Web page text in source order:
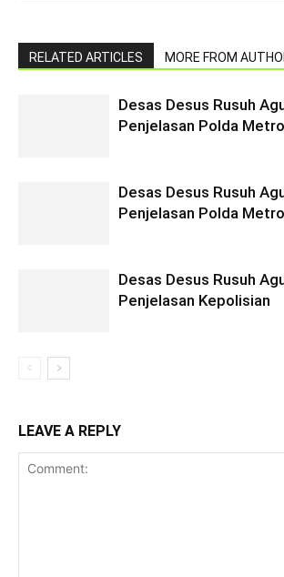
RELATED ARTICLES MORE FROM
Desas Desus Rusuh
Penjelasan Polda
Desas Desus Rusuh
Penjelasan Polda
Desas Desus Rusuh
Penjelasan Kepolisian
LEAVE A REPLY